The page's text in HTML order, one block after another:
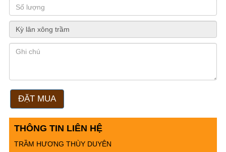
ĐẶT MUA
THÔNG TIN LIÊN HỆ
TRẦM HƯƠNG THÙY DUYÊN